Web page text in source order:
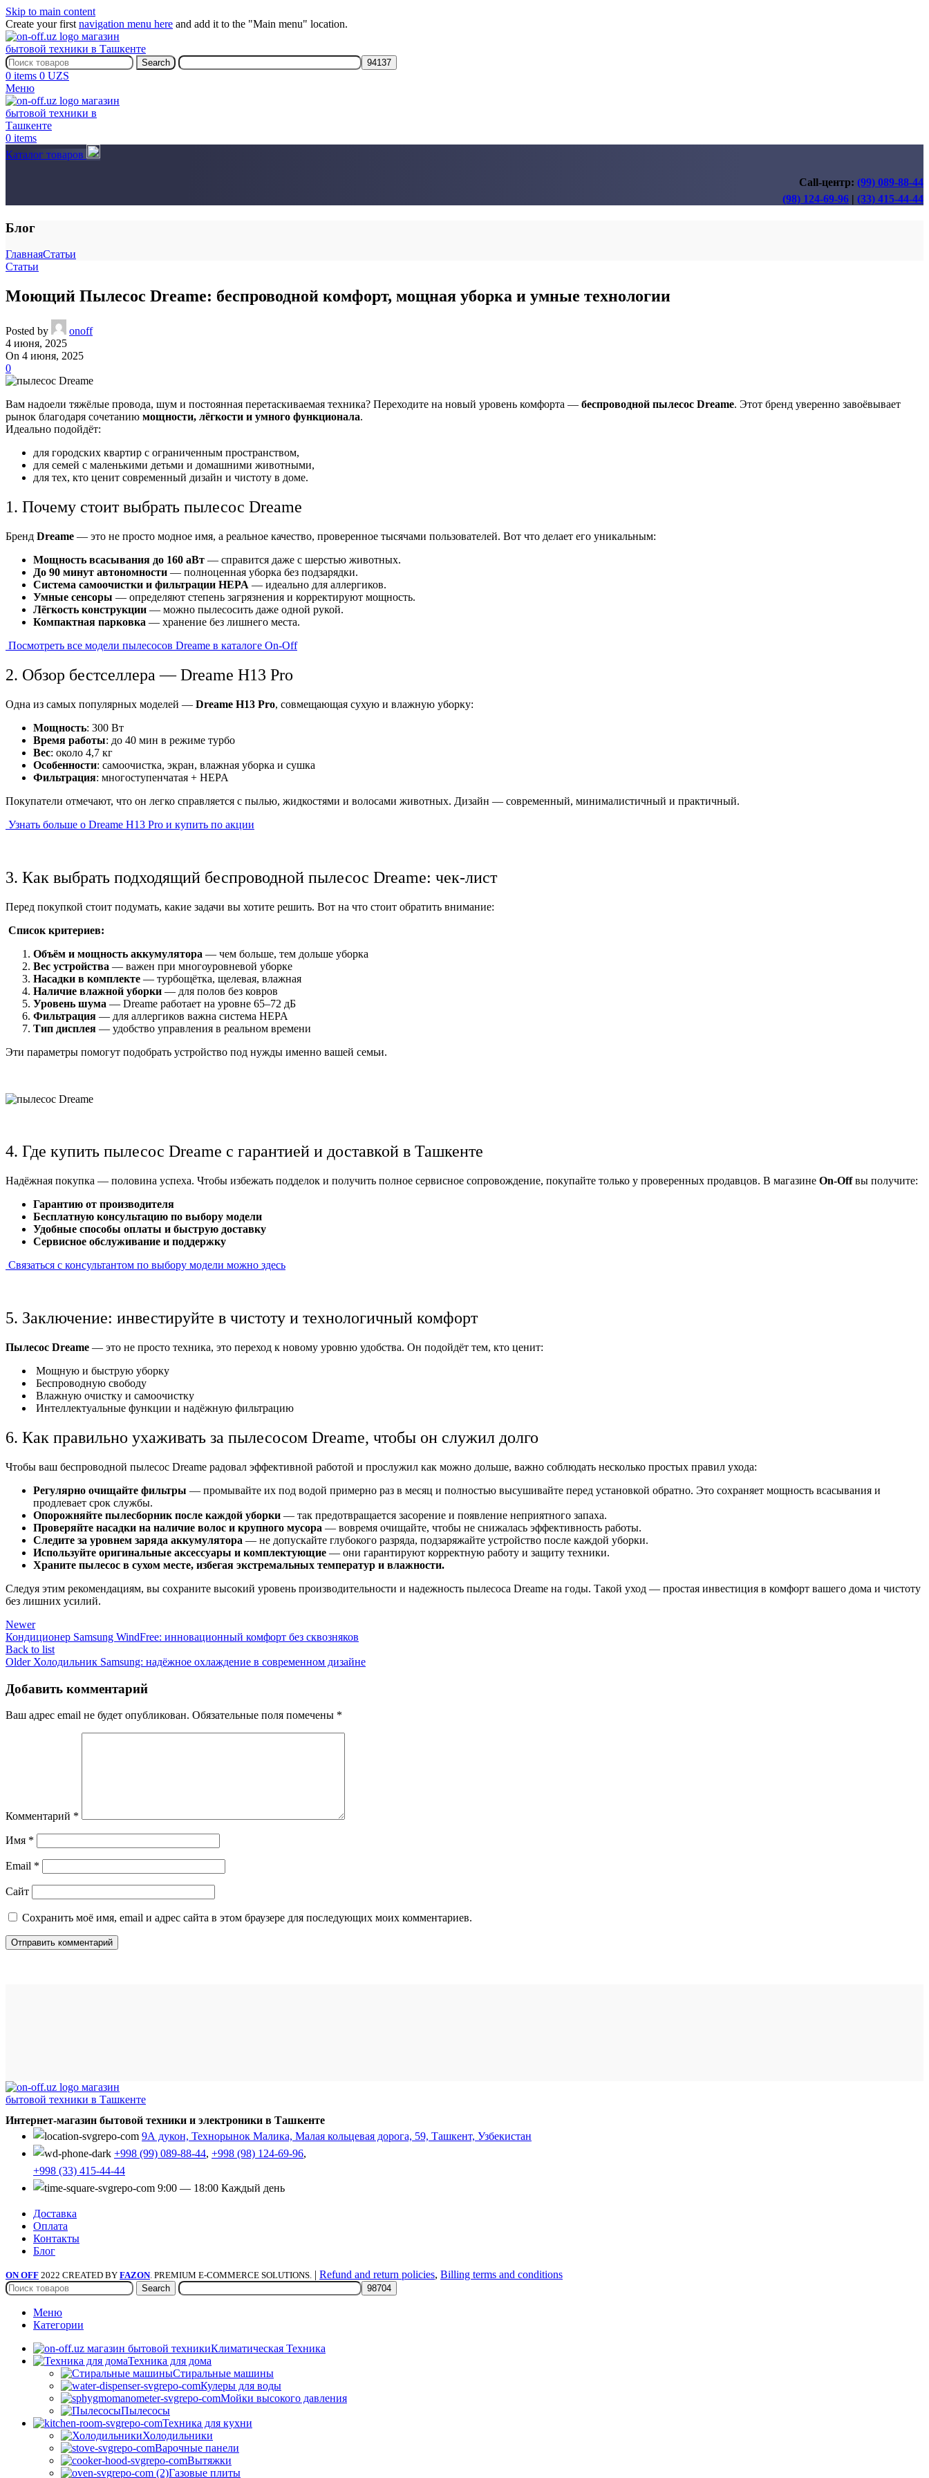
Skip to main content
Create your first navigation menu here and add it to the "Main menu" location.
Search
0 items 0 UZS
Меню
0 items
Каталог товаров
Call-центр: (99) 089-88-44
(98) 124-69-96 | (33) 415-44-44
Блог
ГлавнаяСтатьи
Статьи
Моющий Пылесос Dreame: беспроводной комфорт, мощная уборка и умные технологии
Posted by
onoff
4 июня, 2025
On 4 июня, 2025
0
Вам надоели тяжёлые провода, шум и постоянная перетаскиваемая техника? Переходите на новый уровень комфорта — беспроводной пылесос Dreame. Этот бренд уверенно завоёвывает
рынок благодаря сочетанию мощности, лёгкости и умного функционала.
Идеально подойдёт:
для городских квартир с ограниченным пространством,
для семей с маленькими детьми и домашними животными,
для тех, кто ценит современный дизайн и чистоту в доме.
1. Почему стоит выбрать пылесос Dreame
Бренд Dreame — это не просто модное имя, а реальное качество, проверенное тысячами пользователей. Вот что делает его уникальным:
Мощность всасывания до 160 аВт — справится даже с шерстью животных.
До 90 минут автономности — полноценная уборка без подзарядки.
Система самоочистки и фильтрации HEPA — идеально для аллергиков.
Умные сенсоры — определяют степень загрязнения и корректируют мощность.
Лёгкость конструкции — можно пылесосить даже одной рукой.
Компактная парковка — хранение без лишнего места.
Посмотреть все модели пылесосов Dreame в каталоге On-Off
2. Обзор бестселлера — Dreame H13 Pro
Одна из самых популярных моделей — Dreame H13 Pro, совмещающая сухую и влажную уборку:
Мощность: 300 Вт
Время работы: до 40 мин в режиме турбо
Вес: около 4,7 кг
Особенности: самоочистка, экран, влажная уборка и сушка
Фильтрация: многоступенчатая + HEPA
Покупатели отмечают, что он легко справляется с пылью, жидкостями и волосами животных. Дизайн — современный, минималистичный и практичный.
Узнать больше о Dreame H13 Pro и купить по акции
3. Как выбрать подходящий беспроводной пылесос Dreame: чек-лист
Перед покупкой стоит подумать, какие задачи вы хотите решить. Вот на что стоит обратить внимание:
Список критериев:
Объём и мощность аккумулятора — чем больше, тем дольше уборка
Вес устройства — важен при многоуровневой уборке
Насадки в комплекте — турбощётка, щелевая, влажная
Наличие влажной уборки — для полов без ковров
Уровень шума — Dreame работает на уровне 65–72 дБ
Фильтрация — для аллергиков важна система HEPA
Тип дисплея — удобство управления в реальном времени
Эти параметры помогут подобрать устройство под нужды именно вашей семьи.
4. Где купить пылесос Dreame с гарантией и доставкой в Ташкенте
Надёжная покупка — половина успеха. Чтобы избежать подделок и получить полное сервисное сопровождение, покупайте только у проверенных продавцов. В магазине On-Offвы получите:
Гарантию от производителя
Бесплатную консультацию по выбору модели
Удобные способы оплаты и быструю доставку
Сервисное обслуживание и поддержку
Связаться с консультантом по выбору модели можно здесь
5. Заключение: инвестируйте в чистоту и технологичный комфорт
Пылесос Dreame — это не просто техника, это переход к новому уровню удобства. Он подойдёт тем, кто ценит:
Мощную и быструю уборку
Беспроводную свободу
Влажную очистку и самоочистку
Интеллектуальные функции и надёжную фильтрацию
6. Как правильно ухаживать за пылесосом Dreame, чтобы он служил долго
Чтобы ваш беспроводной пылесос Dreame радовал эффективной работой и прослужил как можно дольше, важно соблюдать несколько простых правил ухода:
Регулярно очищайте фильтры — промывайте их под водой примерно раз в месяц и полностью высушивайте перед установкой обратно. Это сохраняет мощность всасывания и
продлевает срок службы.
Опорожняйте пылесборник после каждой уборки — так предотвращается засорение и появление неприятного запаха.
Проверяйте насадки на наличие волос и крупного мусора — вовремя очищайте, чтобы не снижалась эффективность работы.
Следите за уровнем заряда аккумулятора — не допускайте глубокого разряда, подзаряжайте устройство после каждой уборки.
Используйте оригинальные аксессуары и комплектующие — они гарантируют корректную работу и защиту техники.
Храните пылесос в сухом месте, избегая экстремальных температур и влажности.
Следуя этим рекомендациям, вы сохраните высокий уровень производительности и надежность пылесоса Dreame на годы. Такой уход — простая инвестиция в комфорт вашего дома и чистоту
без лишних усилий.
Newer
Кондиционер Samsung WindFree: инновационный комфорт без сквозняков
Back to list
Older Холодильник Samsung: надёжное охлаждение в современном дизайне
Добавить комментарий
Ваш адрес email не будет опубликован. Обязательные поля помечены *
Комментарий *
Имя *
Email *
Сайт
Сохранить моё имя, email и адрес сайта в этом браузере для последующих моих комментариев.
Интернет-магазин бытовой техники и электроники в Ташкенте
9А дукон, Технорынок Малика, Малая кольцевая дорога, 59, Ташкент, Узбекистан
+998 (99) 089-88-44, +998 (98) 124-69-96,
+998 (33) 415-44-44
9:00 — 18:00 Каждый день
Доставка
Оплата
Контакты
Блог
ON OFF 2022 CREATED BY FAZON. PREMIUM E-COMMERCE SOLUTIONS. | Refund and return policies, Billing terms and conditions
Search
Меню
Категории
Климатическая Техника
Техника для дома
Стиральные машины
Кулеры для воды
Мойки высокого давления
Пылесосы
Техника для кухни
Холодильники
Варочные панели
Вытяжки
Газовые плиты